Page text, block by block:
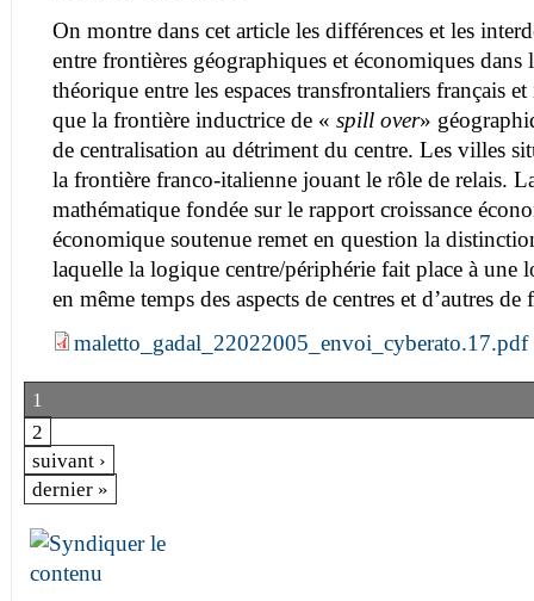
On montre dans cet article les différences et les
entre frontières géographiques et économiques dans
théorique entre les espaces transfrontaliers français
que la frontière inductrice de « spill over»
de centralisation au détriment du centre. Les villes
la frontière franco-italienne jouant le rôle de relais.
mathématique fondée sur le rapport croissance
économique soutenue remet en question la
laquelle la logique centre/périphérie fait place à une
en même temps des aspects de centres et d’autres de
maletto_gadal_22022005_envoi_cyberato.17.pdf
1
2
suivant ›
dernier »